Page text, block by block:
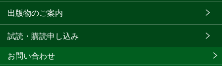
出版物のご案内
試読・購読申し込み
お問い合わせ